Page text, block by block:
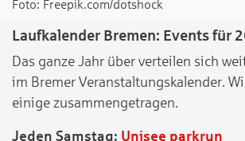
Freepik.com/dotshock
Laufkalender Bremen: Events für
Das ganze Jahr über verteilen sich
im Bremer Veranstaltungskalender.
einige zusammengetragen.
Jeden Samstag: Unisee parkrun